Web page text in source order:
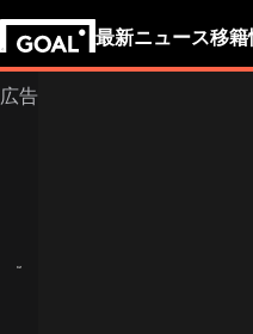
最新ニュース移籍